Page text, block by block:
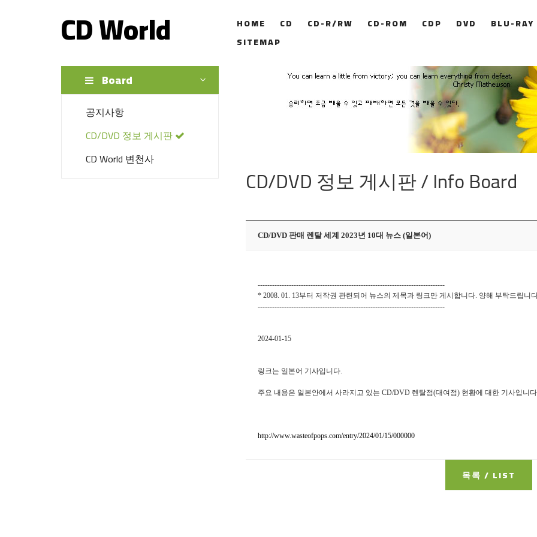
CD World HOME CD CD-R/RW CD-ROM CDP DVD
BLU-RAY
SITEMAP
Board
공지사항
CD/DVD 정보 게시판
CD World 변천사
CD/DVD 정보 게시판 / Info Board
CD/DVD 판매 렌탈 세계 2023년 10대 뉴스 (일본어)
------------------------------------------------------------------------------
* 2008. 01. 13부터 저작권 관련되어 뉴스의 제목과 링크만 게시합니다. 양해 부탁드립니
------------------------------------------------------------------------------
2024-01-15
링크는 일본어 기사입니다.
주요 내용은 일본안에서 사라지고 있는 CD/DVD 렌탈점(대여점) 현황에 대한 기사입니
http://www.wasteofpops.com/entry/2024/01/15/000000
목록 / LIST